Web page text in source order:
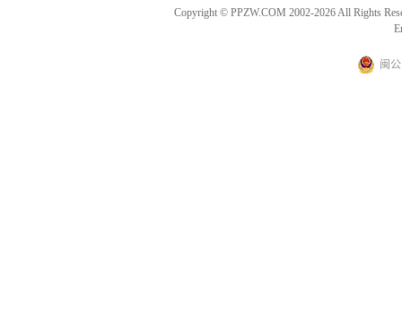
Copyright © PPZW.COM 2002-2026 All Rights
闽